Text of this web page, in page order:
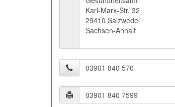
Karl-Marx-Str. 32
29410 Salzwedel
Sachsen-Anhalt